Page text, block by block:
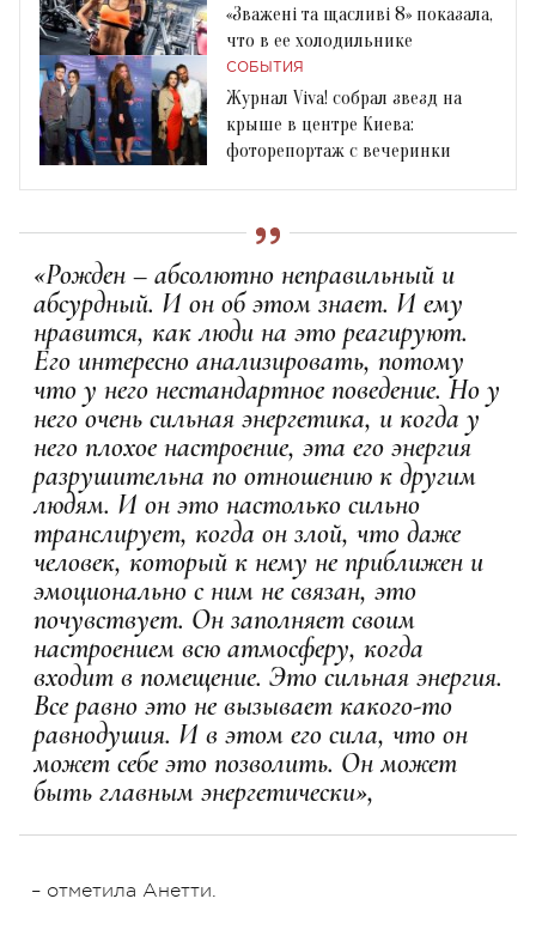
«Зважені та щасливі 8» показала,
что в ее холодильнике
СОБЫТИЯ
Журнал Viva! собрал звезд на
крыше в центре Киева:
фоторепортаж с вечеринки
«Рожден – абсолютно неправильный и
абсурдный. И он об этом знает. И ему
нравится, как люди на это реагируют.
Его интересно анализировать, потому
что у него нестандартное поведение. Но у
него очень сильная энергетика, и когда у
него плохое настроение, эта его энергия
разрушительна по отношению к другим
людям. И он это настолько сильно
транслирует, когда он злой, что даже
человек, который к нему не приближен и
эмоционально с ним не связан, это
почувствует. Он заполняет своим
настроением всю атмосферу, когда
входит в помещение. Это сильная энергия.
Все равно это не вызывает какого-то
равнодушия. И в этом его сила, что он
может себе это позволить. Он может
быть главным энергетически»,
– отметила Анетти.